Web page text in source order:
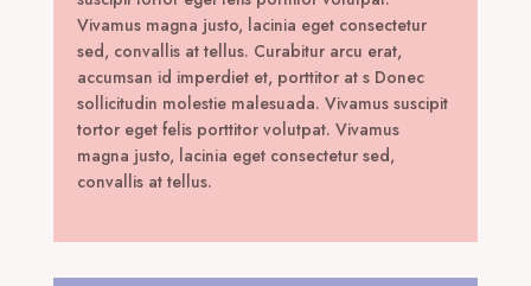
Vivamus magna justo, lacinia eget consectetur
sed, convallis at tellus. Curabitur arcu erat,
accumsan id imperdiet et, porttitor at s Donec
sollicitudin molestie malesuada. Vivamus suscipit
tortor eget felis porttitor volutpat. Vivamus
magna justo, lacinia eget consectetur sed,
convallis at tellus.